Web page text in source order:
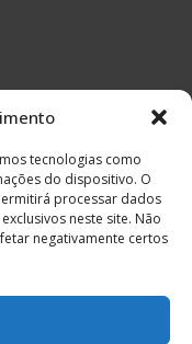
tecnologias como
do dispositivo. O
processar dados
neste site. Não
negativamente certos